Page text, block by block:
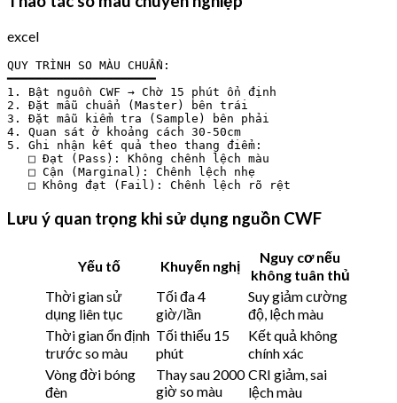
excel
QUY TRÌNH SO MÀU CHUẨN:
━━━━━━━━━━━━━━━━━━━━━
1. Bật nguồn CWF → Chờ 15 phút ổn định
2. Đặt mẫu chuẩn (Master) bên trái
3. Đặt mẫu kiểm tra (Sample) bên phải
4. Quan sát ở khoảng cách 30-50cm
5. Ghi nhận kết quả theo thang điểm:
Lưu ý quan trọng khi sử dụng nguồn CWF
Yếu tố Khuyến nghị
Nguy cơ nếu
không tuân thủ
Thời gian sử
dụng liên tục
Tối đa 4
giờ/lần
Suy giảm cường
độ, lệch màu
Thời gian ổn định
trước so màu
Tối thiểu 15
phút
Kết quả không
chính xác
Vòng đời bóng
đèn
Thay sau 2000
giờ so màu
CRI giảm, sai
lệch màu